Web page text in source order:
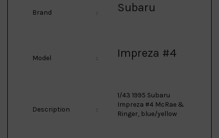
Brand : Subaru
Model : Impreza #4
Description :
1/43 1995 Subaru
Impreza #4 McRae &
Ringer, blue/yellow